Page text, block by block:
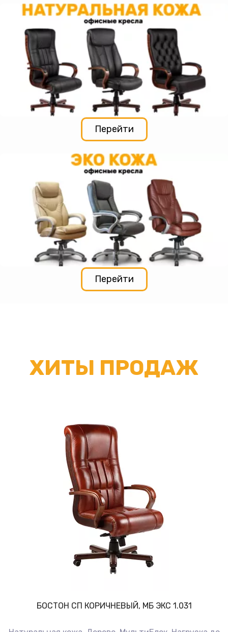
Перейти
Перейти
ХИТЫ ПРОДАЖ
БОСТОН СП КОРИЧНЕВЫЙ, МБ ЭКС 1.031